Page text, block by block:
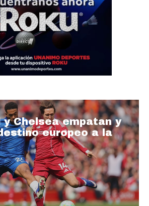
y Chelsea empatan y
europeo a la